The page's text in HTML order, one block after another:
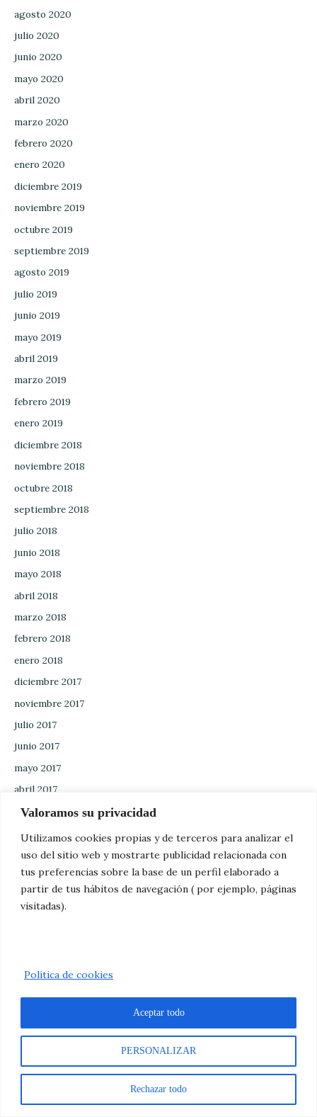
Valoramos su privacidad
Utilizamos cookies propias y de terceros para analizar el
uso del sitio web y mostrarte publicidad relacionada con
tus preferencias sobre la base de un perfil elaborado a
partir de tus hábitos de navegación ( por ejemplo, páginas
visitadas).
Política de cookies
PERSONALIZAR
Rechazar todo
Aceptar todo
agosto 2020
julio 2020
junio 2020
mayo 2020
abril 2020
marzo 2020
febrero 2020
enero 2020
diciembre 2019
noviembre 2019
octubre 2019
septiembre 2019
agosto 2019
julio 2019
junio 2019
mayo 2019
abril 2019
marzo 2019
febrero 2019
enero 2019
diciembre 2018
noviembre 2018
octubre 2018
septiembre 2018
julio 2018
junio 2018
mayo 2018
abril 2018
marzo 2018
febrero 2018
enero 2018
diciembre 2017
noviembre 2017
julio 2017
junio 2017
mayo 2017
abril 2017
enero 2005
diciembre 2004
noviembre 2004
octubre 2004
septiembre 2004
mayo 2004
marzo 2004
enero 2004